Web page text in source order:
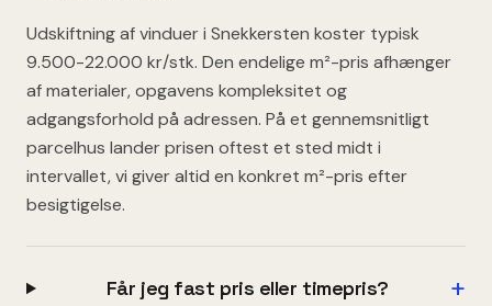
Udskiftning af vinduer i Snekkersten koster typisk
9.500-22.000 kr/stk. Den endelige m²-pris afhænger
af materialer, opgavens kompleksitet og
adgangsforhold på adressen. På et gennemsnitligt
parcelhus lander prisen oftest et sted midt i
intervallet, vi giver altid en konkret m²-pris efter
besigtigelse.
Får jeg fast pris eller timepris? +